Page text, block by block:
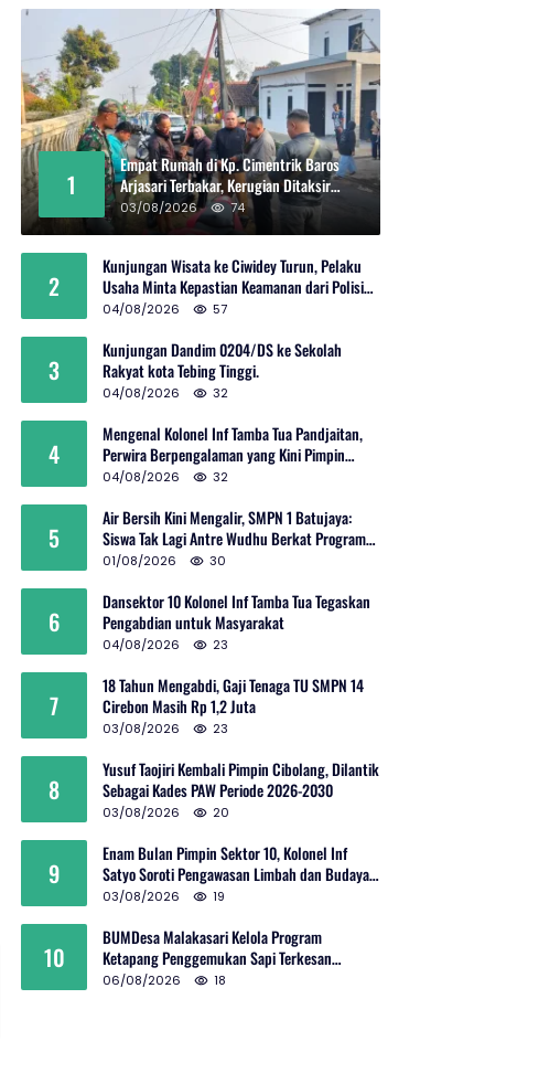
1
Empat Rumah di Kp. Cimentrik Baros
Arjasari Terbakar, Kerugian Ditaksir
Rp600 Juta
03/08/2026 74
2
Kunjungan Wisata ke Ciwidey Turun, Pelaku
Usaha Minta Kepastian Keamanan dari Polisi
dan Pemprov Jabar
04/08/2026 57
3
Kunjungan Dandim 0204/DS ke Sekolah
Rakyat kota Tebing Tinggi.
04/08/2026 32
4
Mengenal Kolonel Inf Tamba Tua Pandjaitan,
Perwira Berpengalaman yang Kini Pimpin
Sektor 10 Citarum Harum
04/08/2026 32
5
Air Bersih Kini Mengalir, SMPN 1 Batujaya:
Siswa Tak Lagi Antre Wudhu Berkat Program
TNI AD
01/08/2026 30
6
Dansektor 10 Kolonel Inf Tamba Tua Tegaskan
Pengabdian untuk Masyarakat
04/08/2026 23
7
18 Tahun Mengabdi, Gaji Tenaga TU SMPN 14
Cirebon Masih Rp 1,2 Juta
03/08/2026 23
8
Yusuf Taojiri Kembali Pimpin Cibolang, Dilantik
Sebagai Kades PAW Periode 2026-2030
03/08/2026 20
9
Enam Bulan Pimpin Sektor 10, Kolonel Inf
Satyo Soroti Pengawasan Limbah dan Budaya
Kelola Sampah
03/08/2026 19
10
BUMDesa Malakasari Kelola Program
Ketapang Penggemukan Sapi Terkesan
Simpang Siur
06/08/2026 18